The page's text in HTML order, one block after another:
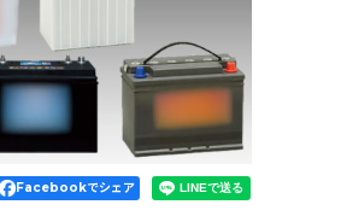
Facebookでシェア